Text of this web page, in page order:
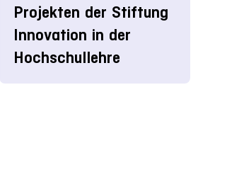
Projekten der Stiftung
Innovation in der
Hochschullehre